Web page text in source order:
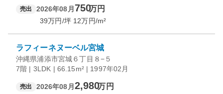
売出 2026年08月 750万円
39万円/坪 12万円/m²
ラフィーネヌーベル宮城
沖縄県浦添市宮城６丁目８−５
7階 | 3LDK | 66.15m² | 1997年02月
売出 2026年08月 2,980万円